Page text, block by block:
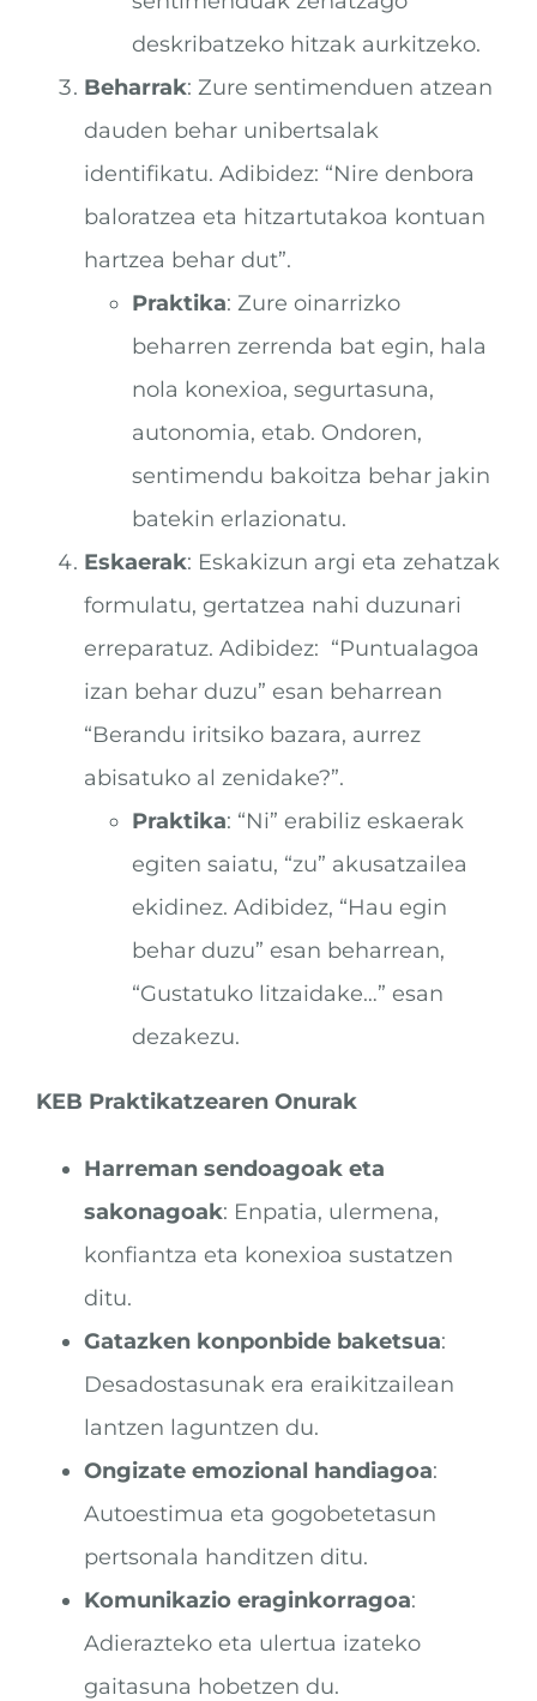
deskribatzeko hitzak aurkitzeko.
Beharrak: Zure sentimenduen atzean
dauden behar unibertsalak
identifikatu. Adibidez: “Nire denbora
baloratzea eta hitzartutakoa kontuan
hartzea behar dut”.
Praktika: Zure oinarrizko
beharren zerrenda bat egin, hala
nola konexioa, segurtasuna,
autonomia, etab. Ondoren,
sentimendu bakoitza behar jakin
batekin erlazionatu.
Eskaerak: Eskakizun argi eta zehatzak
formulatu, gertatzea nahi duzunari
erreparatuz. Adibidez: “Puntualagoa
izan behar duzu” esan beharrean
“Berandu iritsiko bazara, aurrez
abisatuko al zenidake?”.
Praktika: “Ni” erabiliz eskaerak
egiten saiatu, “zu” akusatzailea
ekidinez. Adibidez, “Hau egin
behar duzu” esan beharrean,
“Gustatuko litzaidake…” esan
dezakezu.
KEB Praktikatzearen Onurak
Harreman sendoagoak eta
sakonagoak: Enpatia, ulermena,
konfiantza eta konexioa sustatzen
ditu.
Gatazken konponbide baketsua:
Desadostasunak era eraikitzailean
lantzen laguntzen du.
Ongizate emozional handiagoa:
Autoestimua eta gogobetetasun
pertsonala handitzen ditu.
Komunikazio eraginkorragoa:
Adierazteko eta ulertua izateko
gaitasuna hobetzen du.